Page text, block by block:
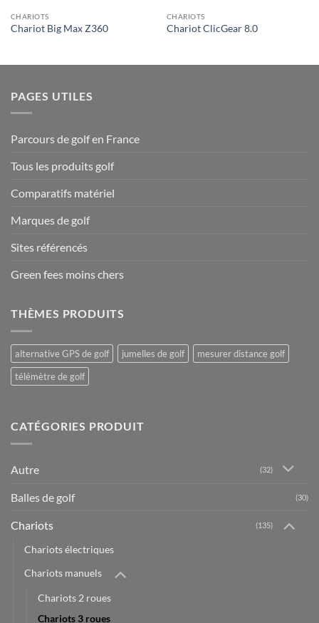
CHARIOTS
Chariot Big Max Z360
CHARIOTS
Chariot ClicGear 8.0
PAGES UTILES
Parcours de golf en France
Tous les produits golf
Comparatifs matériel
Marques de golf
Sites référencés
Green fees moins chers
THÈMES PRODUITS
alternative GPS de golf jumelles de golf
mesurer distance golf
télémètre de golf
CATÉGORIES PRODUIT
Autre (32)
Balles de golf (30)
Chariots (135)
Chariots électriques
Chariots manuels
Chariots 2 roues
Chariots 3 roues